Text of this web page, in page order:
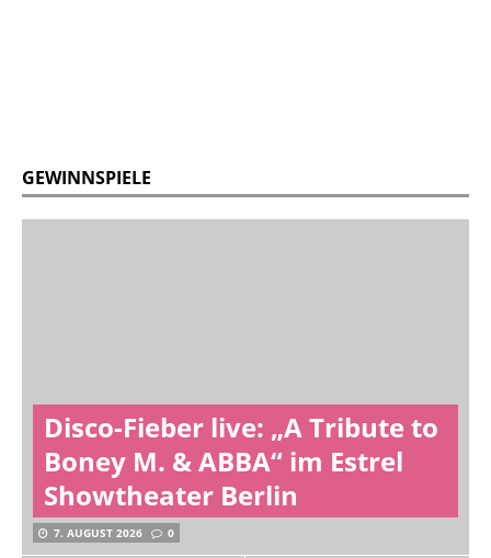
GEWINNSPIELE
Disco-Fieber live: „A Tribute to
Boney M. & ABBA“ im Estrel
Showtheater Berlin
7. AUGUST 2026 0